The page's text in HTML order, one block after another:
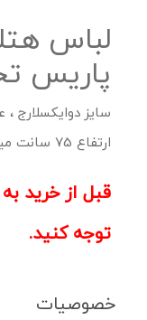
لباس
پاریس
ارتفاع 75 سانت میباشد.
قبل از خرید
توجه کنید.
خصوصیات